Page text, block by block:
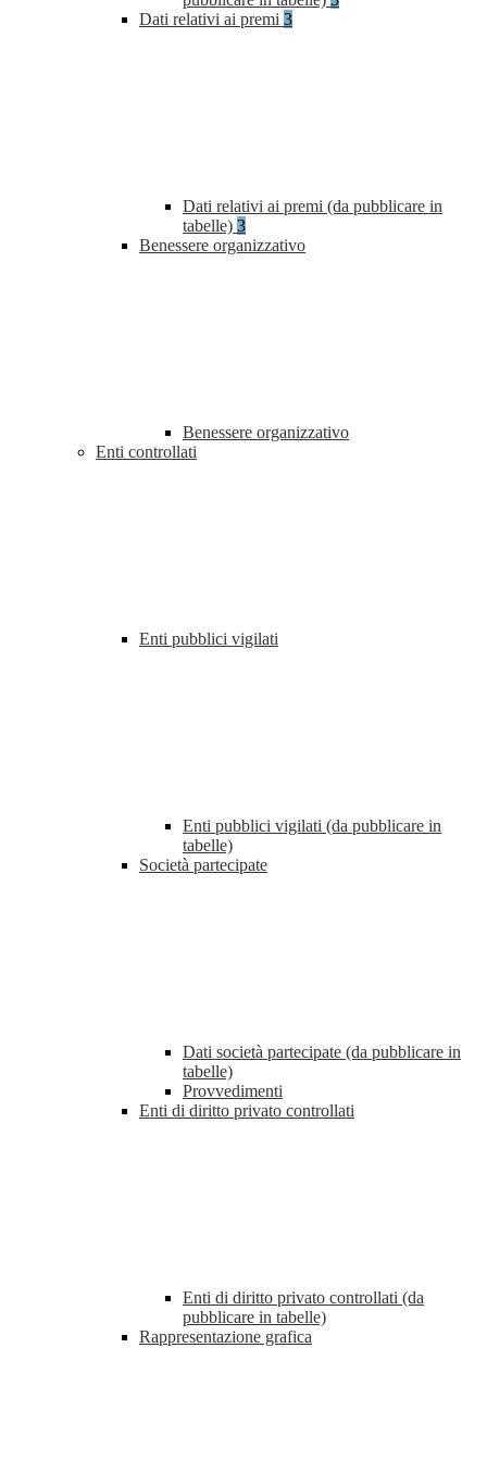
Dati relativi ai premi 3
Dati relativi ai premi (da pubblicare in
tabelle) 3
Benessere organizzativo
Benessere organizzativo
Enti controllati
Enti pubblici vigilati
Enti pubblici vigilati (da pubblicare in
tabelle)
Società partecipate
Dati società partecipate (da pubblicare in
tabelle)
Provvedimenti
Enti di diritto privato controllati
Enti di diritto privato controllati (da
pubblicare in tabelle)
Rappresentazione grafica